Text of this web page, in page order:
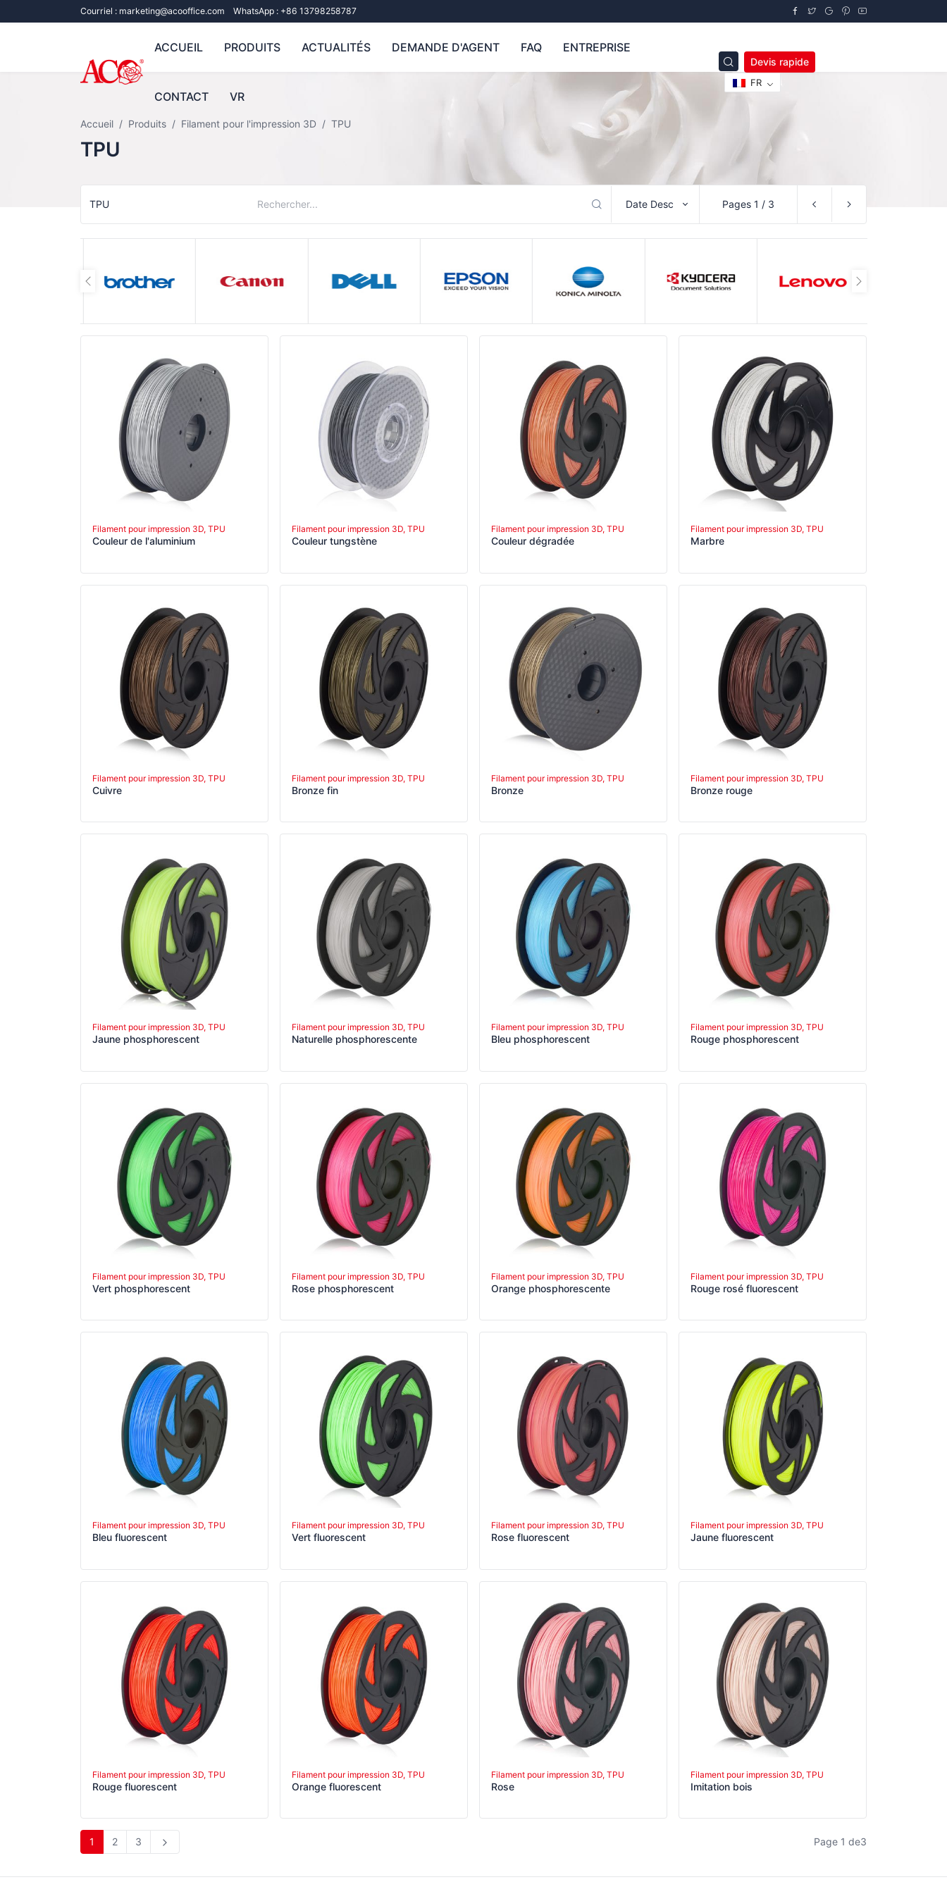
Courriel : marketing@acooffice.com WhatsApp : +86 13798258787
ACCUEIL PRODUITS ACTUALITÉS DEMANDE D'AGENT FAQ ENTREPRISE
CONTACT VR
Devis rapide
FR
Accueil Produits Filament pour l'impression 3D TPU
TPU
Date Desc Pages 1 / 3
Filament pour impression 3D, TPU
Couleur de l'aluminium
Filament pour impression 3D, TPU
Couleur tungstène
Filament pour impression 3D, TPU
Couleur dégradée
Filament pour impression 3D, TPU
Marbre
Filament pour impression 3D, TPU
Cuivre
Filament pour impression 3D, TPU
Bronze fin
Filament pour impression 3D, TPU
Bronze
Filament pour impression 3D, TPU
Bronze rouge
Filament pour impression 3D, TPU
Jaune phosphorescent
Filament pour impression 3D, TPU
Naturelle phosphorescente
Filament pour impression 3D, TPU
Bleu phosphorescent
Filament pour impression 3D, TPU
Rouge phosphorescent
Filament pour impression 3D, TPU
Vert phosphorescent
Filament pour impression 3D, TPU
Rose phosphorescent
Filament pour impression 3D, TPU
Orange phosphorescente
Filament pour impression 3D, TPU
Rouge rosé fluorescent
Filament pour impression 3D, TPU
Bleu fluorescent
Filament pour impression 3D, TPU
Vert fluorescent
Filament pour impression 3D, TPU
Rose fluorescent
Filament pour impression 3D, TPU
Jaune fluorescent
Filament pour impression 3D, TPU
Rouge fluorescent
Filament pour impression 3D, TPU
Orange fluorescent
Filament pour impression 3D, TPU
Rose
Filament pour impression 3D, TPU
Imitation bois
1 2 3 Page 1 de3